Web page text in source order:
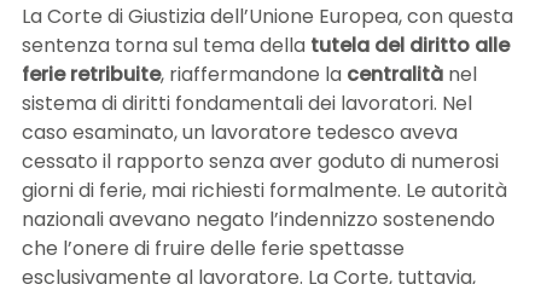
La Corte di Giustizia dell’Unione Europea, con questa
sentenza torna sul tema della tutela del diritto alle
ferie retribuite, riaffermandone la centralità nel
sistema di diritti fondamentali dei lavoratori. Nel
caso esaminato, un lavoratore tedesco aveva
cessato il rapporto senza aver goduto di numerosi
giorni di ferie, mai richiesti formalmente. Le autorità
nazionali avevano negato l’indennizzo sostenendo
che l’onere di fruire delle ferie spettasse
esclusivamente al lavoratore. La Corte, tuttavia,